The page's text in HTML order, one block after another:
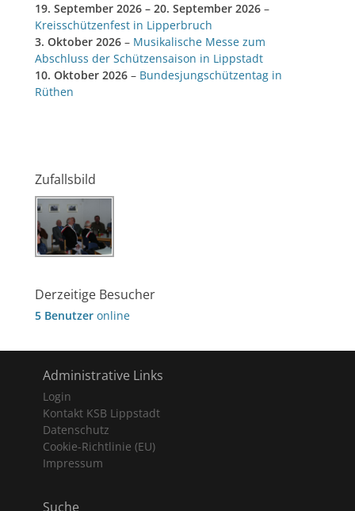
19. September 2026 – 20. September 2026 –
Kreisschützenfest in Lipperbruch
3. Oktober 2026 – Musikalische Messe zum
Abschluss der Schützensaison in Lippstadt
10. Oktober 2026 – Bundesjungschützentag in
Rüthen
Zufallsbild
Derzeitige Besucher
5 Benutzer online
Administrative Links
Login
Kontakt KSB Lippstadt
Datenschutz
Cookie-Richtlinie (EU)
Impressum
Suche